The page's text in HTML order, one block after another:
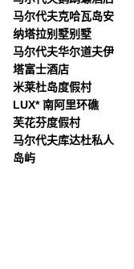
马尔代夫克哈瓦岛安
纳塔拉别墅别墅
马尔代夫华尔道夫伊
塔富士酒店
米莱杜岛度假村
LUX* 南阿里环礁
芙花芬度假村
马尔代夫库达杜私人
岛屿